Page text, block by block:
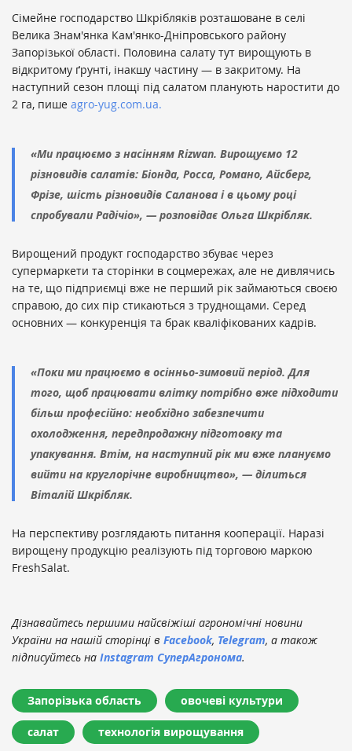
Сімейне господарство Шкрібляків розташоване в селі
Велика Знам'янка Кам'янко-Дніпровського району
Запорізької області. Половина салату тут вирощують в
відкритому ґрунті, інакшу частину — в закритому. На
наступний сезон площі під салатом планують наростити до
2 га, пише agro-yug.com.ua.
«Ми працюємо з насінням Rizwan. Вирощуємо 12
різновидів салатів: Біонда, Росса, Романо, Айсберг,
Фрізе, шість різновидів Саланова і в цьому році
спробували Радічіо», — розповідає Ольга Шкрібляк.
Вирощений продукт господарство збуває через
супермаркети та сторінки в соцмережах, але не дивлячись
на те, що підприємці вже не перший рік займаються своєю
справою, до сих пір стикаються з труднощами. Серед
основних — конкуренція та брак кваліфікованих кадрів.
«Поки ми працюємо в осінньо-зимовий період. Для
того, щоб працювати влітку потрібно вже підходити
більш професійно: необхідно забезпечити
охолодження, передпродажну підготовку та
упакування. Втім, на наступний рік ми вже плануємо
вийти на круглорічне виробництво», — ділиться
Віталій Шкрібляк.
На перспективу розглядають питання кооперації. Наразі
вирощену продукцію реалізують під торговою маркою
FreshSalat.
Дізнавайтесь першими найсвіжіші агрономічні новини
України на нашій сторінці в Facebook, Telegram, а також
підписуйтесь на Instagram СуперАгронома.
Запорізька область овочеві культури
салат технологія вирощування